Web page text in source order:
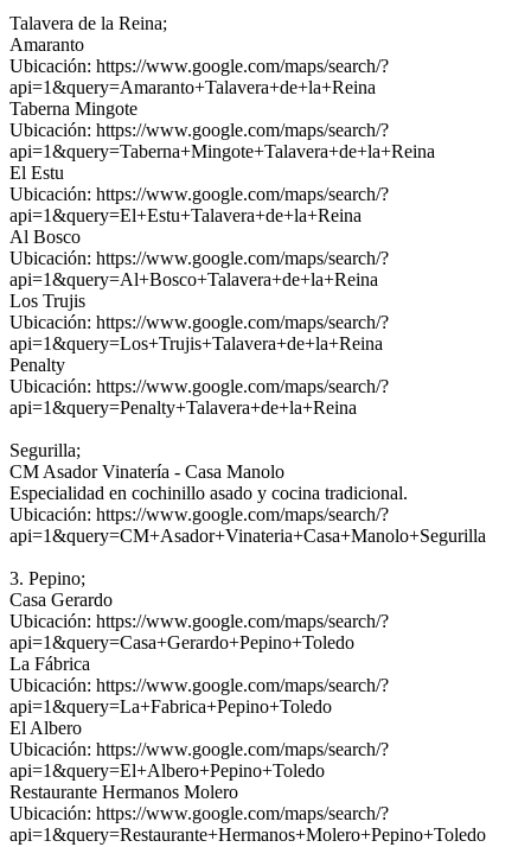
Talavera de la Reina;
Amaranto
Ubicación: https://www.google.com/maps/search/?
api=1&query=Amaranto+Talavera+de+la+Reina
Taberna Mingote
Ubicación: https://www.google.com/maps/search/?
api=1&query=Taberna+Mingote+Talavera+de+la+Reina
El Estu
Ubicación: https://www.google.com/maps/search/?
api=1&query=El+Estu+Talavera+de+la+Reina
Al Bosco
Ubicación: https://www.google.com/maps/search/?
api=1&query=Al+Bosco+Talavera+de+la+Reina
Los Trujis
Ubicación: https://www.google.com/maps/search/?
api=1&query=Los+Trujis+Talavera+de+la+Reina
Penalty
Ubicación: https://www.google.com/maps/search/?
api=1&query=Penalty+Talavera+de+la+Reina
Segurilla;
CM Asador Vinatería - Casa Manolo
Especialidad en cochinillo asado y cocina tradicional.
Ubicación: https://www.google.com/maps/search/?
api=1&query=CM+Asador+Vinateria+Casa+Manolo+Segurilla
3. Pepino;
Casa Gerardo
Ubicación: https://www.google.com/maps/search/?
api=1&query=Casa+Gerardo+Pepino+Toledo
La Fábrica
Ubicación: https://www.google.com/maps/search/?
api=1&query=La+Fabrica+Pepino+Toledo
El Albero
Ubicación: https://www.google.com/maps/search/?
api=1&query=El+Albero+Pepino+Toledo
Restaurante Hermanos Molero
Ubicación: https://www.google.com/maps/search/?
api=1&query=Restaurante+Hermanos+Molero+Pepino+Toledo